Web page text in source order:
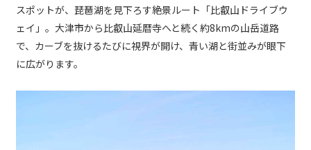
スポットが、琵琶湖を見下ろす絶景ルート「比叡山ドライブウ
ェイ」。大津市から比叡山延暦寺へと続く約8kmの山岳道路
で、カーブを抜けるたびに視界が開け、青い湖と街並みが眼下
に広がります。